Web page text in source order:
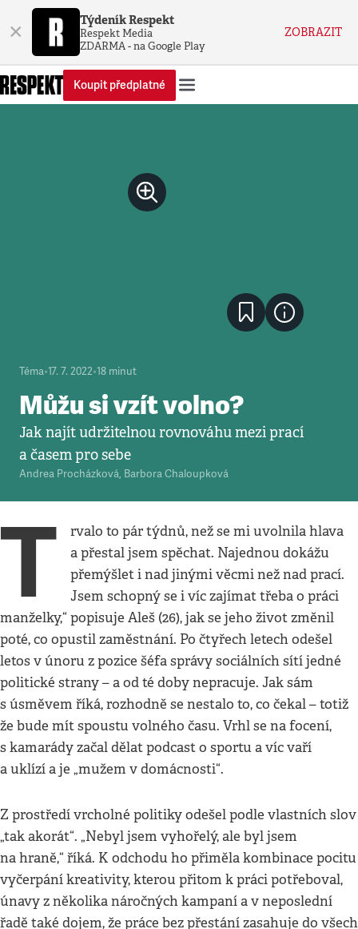
× Týdeník Respekt
Respekt Media
ZDARMA - na Google Play
ZOBRAZIT
Koupit předplatné
Téma•17. 7. 2022•18 minut
Můžu si vzít volno?
Jak najít udržitelnou rovnováhu mezi prací
a časem pro sebe
Andrea Procházková, Barbora Chaloupková
T
rvalo to pár týdnů, než se mi uvolnila hlava
a přestal jsem spěchat. Najednou dokážu
přemýšlet i nad jinými věcmi než nad prací.
Jsem schopný se i víc zajímat třeba o práci
manželky,“ popisuje Aleš (26), jak se jeho život změnil
poté, co opustil zaměstnání. Po čtyřech letech odešel
letos v únoru z pozice šéfa správy sociálních sítí jedné
politické strany – a od té doby nepracuje. Jak sám
s úsměvem říká, rozhodně se nestalo to, co čekal – totiž
že bude mít spoustu volného času. Vrhl se na focení,
s kamarády začal dělat podcast o sportu a víc vaří
a uklízí a je „mužem v domácnosti“.
Z prostředí vrcholné politiky odešel podle vlastních slov
„tak akorát“. „Nebyl jsem vyhořelý, ale byl jsem
na hraně,“ říká. K odchodu ho přiměla kombinace pocitu
vyčerpání kreativity, kterou přitom k práci potřeboval,
únavy z několika náročných kampaní a v neposlední
řadě také dojem, že práce bez přestání zasahuje do všech